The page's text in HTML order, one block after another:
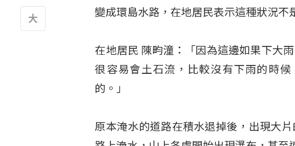
變成環島水路，在地居民表示這種狀況不
在地居民 陳畇潼：「因為這邊如果下大
很容易會土石流，比較沒有下雨的時
的。」
原本淹水的道路在積水退掉後，出現大